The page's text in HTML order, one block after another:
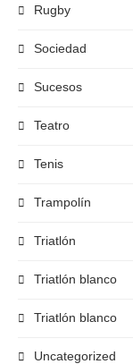
Rugby
Sociedad
Sucesos
Teatro
Tenis
Trampolín
Triatlón
Triatlón blanco
Triatlón blanco
Uncategorized